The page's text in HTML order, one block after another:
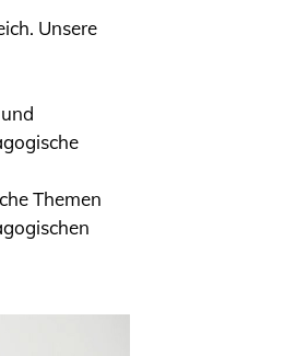
Unsere
Themen